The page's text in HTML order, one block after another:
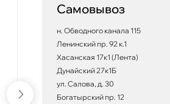
Самовывоз
н. Обводного канала 115
Ленинский пр. 92 к.1
Хасанская 17к1 (Лента)
Дунайский 27к1Б
ул. Салова, д. 30
Богатырский пр. 12